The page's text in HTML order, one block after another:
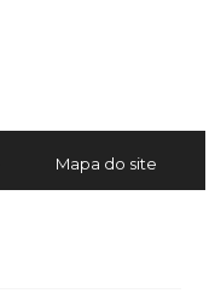
Mapa do site